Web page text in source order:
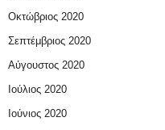
Οκτώβριος 2020
Σεπτέμβριος 2020
Αύγουστος 2020
Ιούλιος 2020
Ιούνιος 2020